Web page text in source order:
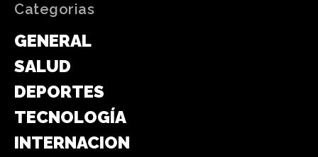
Categorias
GENERAL
SALUD
DEPORTES
TECNOLOGÍA
INTERNACIONAL